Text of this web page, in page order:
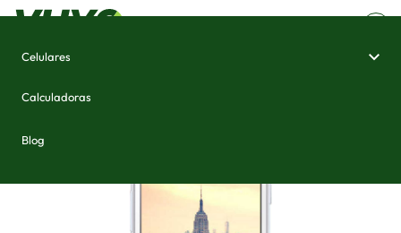
Celulares
Calculadoras
Blog